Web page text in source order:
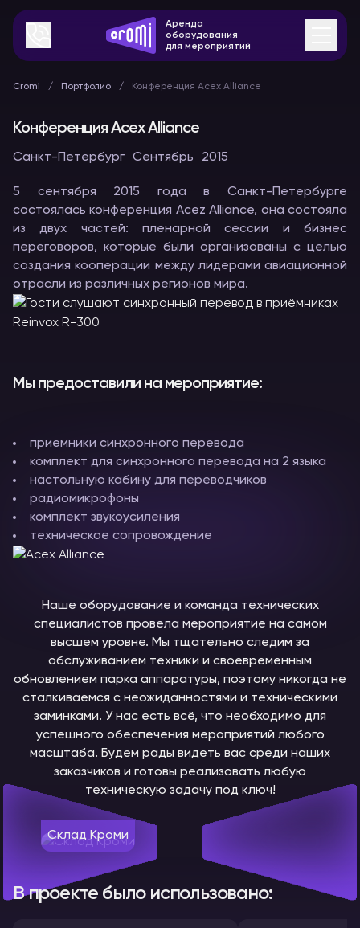
Аренда
оборудования
для мероприятий
Cromi Портфолио Конференция Acex Alliance
Конференция Acex Alliance
Санкт-Петербург Сентябрь 2015
5 сентября 2015 года в Санкт-Петербурге
состоялась конференция Acez Alliance, она состояла
из двух частей: пленарной сессии и бизнес
переговоров, которые были организованы с целью
создания кооперации между лидерами авиационной
отрасли из различных регионов мира.
Мы предоставили на мероприятие:
приемники синхронного перевода
комплект для синхронного перевода на 2 языка
настольную кабину для переводчиков
радиомикрофоны
комплект звукоусиления
техническое сопровождение
Наше оборудование и команда технических
специалистов провела мероприятие на самом
высшем уровне. Мы тщательно следим за
обслуживанием техники и своевременным
обновлением парка аппаратуры, поэтому никогда не
сталкиваемся с неожиданностями и техническими
заминками. У нас есть всё, что необходимо для
успешного обеспечения мероприятий любого
масштаба. Будем рады видеть вас среди наших
заказчиков и готовы реализовать любую
техническую задачу под ключ!
Склад Кроми
В проекте было использовано: